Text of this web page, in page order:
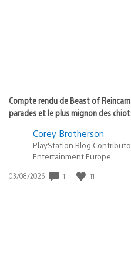
Compte rendu de Beast of
parades et le plus mignon des
Corey Brotherson
PlayStation Blog
Entertainment Europe
Date
03/08/2026 1 11